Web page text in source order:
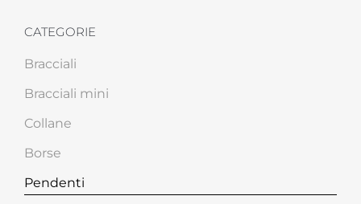
CATEGORIE
Bracciali
Bracciali mini
Collane
Borse
Pendenti